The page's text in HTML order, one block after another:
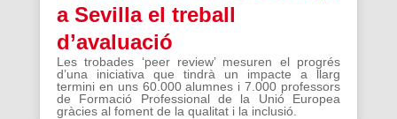
a Sevilla el treball
d’avaluació
Les trobades ‘peer review’ mesuren el progrés
d’una iniciativa que tindrà un impacte a llarg
termini en uns 60.000 alumnes i 7.000 professors
de Formació Professional de la Unió Europea
gràcies al foment de la qualitat i la inclusió.